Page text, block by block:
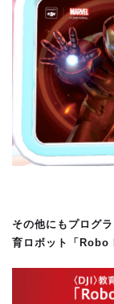
その他にもプログ
育ロボット「